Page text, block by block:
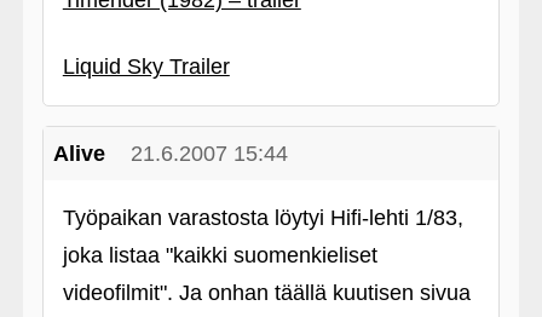
Liquid Sky Trailer
Alive 21.6.2007 15:44
Työpaikan varastosta löytyi Hifi-lehti 1/83,
joka listaa "kaikki suomenkieliset
videofilmit". Ja onhan täällä kuutisen sivua